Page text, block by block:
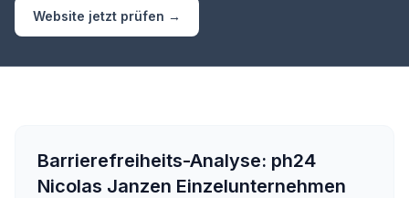
Website jetzt prüfen →
Barrierefreiheits-Analyse: ph24
Nicolas Janzen Einzelunternehmen